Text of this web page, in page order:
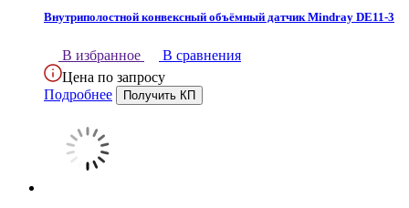
Внутриполостной конвексный объёмный датчик Mindray DE11-3
В избранное
В сравнения
Цена по запросу
Подробнее